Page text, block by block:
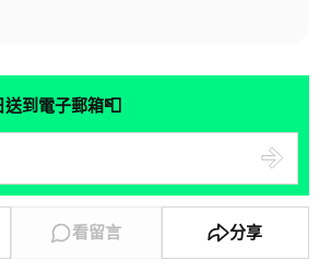
送到電子郵箱📮
看留言 分享